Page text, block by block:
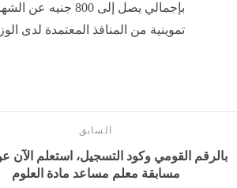
بإجمالي يصل إلى
تموينية من المنافذ المعتمدة لدى
السابق
بالرقم القومي وكود التسجيل، استعلم الآن
مسابقة معلم مساعد مادة العلوم